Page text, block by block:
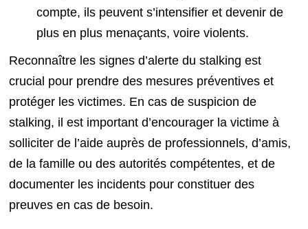
compte, ils peuvent s’intensifier et devenir de
plus en plus menaçants, voire violents.
Reconnaître les signes d’alerte du stalking est
crucial pour prendre des mesures préventives et
protéger les victimes. En cas de suspicion de
stalking, il est important d’encourager la victime à
solliciter de l’aide auprès de professionnels, d’amis,
de la famille ou des autorités compétentes, et de
documenter les incidents pour constituer des
preuves en cas de besoin.